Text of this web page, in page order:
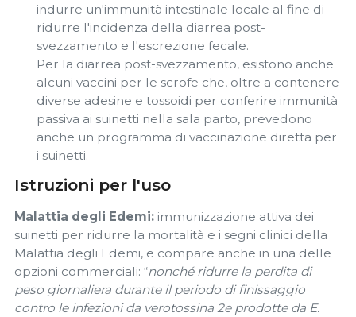
indurre un'immunità intestinale locale al fine di
ridurre l'incidenza della diarrea post-
svezzamento e l'escrezione fecale.
Per la diarrea post-svezzamento, esistono anche
alcuni vaccini per le scrofe che, oltre a contenere
diverse adesine e tossoidi per conferire immunità
passiva ai suinetti nella sala parto, prevedono
anche un programma di vaccinazione diretta per
i suinetti.
Istruzioni per l'uso
Malattia degli Edemi: immunizzazione attiva dei
suinetti per ridurre la mortalità e i segni clinici della
Malattia degli Edemi, e compare anche in una delle
opzioni commerciali: “nonché ridurre la perdita di
peso giornaliera durante il periodo di finissaggio
contro le infezioni da verotossina 2e prodotte da E.